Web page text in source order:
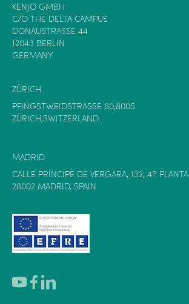
KENJO GMBH
C/O THE DELTA CAMPUS
DONAUSTRASSE 44
12043 BERLIN
GERMANY
ZÜRICH
PFINGSTWEIDSTRASSE 60,8005
ZÜRICH,SWITZERLAND
MADRID
CALLE PRÍNCIPE DE VERGARA, 132, 4ª PLANTA
28002 MADRID, SPAIN